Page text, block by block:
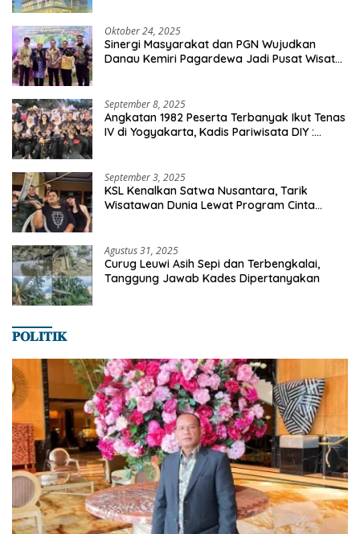
Oktober 24, 2025
Sinergi Masyarakat dan PGN Wujudkan
Danau Kemiri Pagardewa Jadi Pusat Wisata
September 8, 2025
Angkatan 1982 Peserta Terbanyak Ikut Tenas
IV di Yogyakarta, Kadis Pariwisata DIY :
September 3, 2025
KSL Kenalkan Satwa Nusantara, Tarik
Wisatawan Dunia Lewat Program Cinta
Agustus 31, 2025
Curug Leuwi Asih Sepi dan Terbengkalai,
Tanggung Jawab Kades Dipertanyakan
𝐏𝐎𝐋𝐈𝐓𝐈𝐊